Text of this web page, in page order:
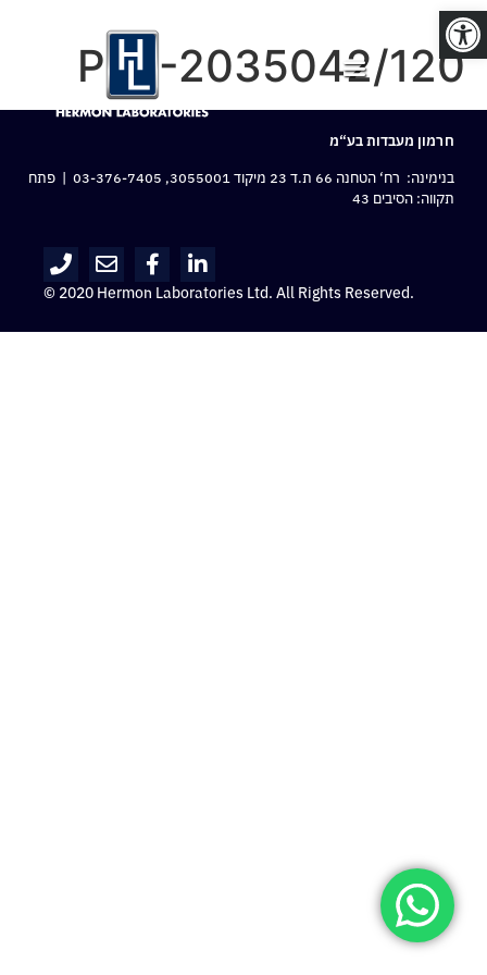
פתח סרגל נגישות
PLS-2035042/120
חרמון מעבדות בע“מ
בנימינה: רח‘ הטחנה 66 ת.ד 23 מיקוד 3055001,
03-376-7405 | פתח
תקווה: הסיבים 43
© 2020 Hermon Laboratories Ltd. All Rights Reserved.